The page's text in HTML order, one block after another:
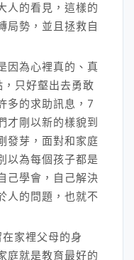
人的看見，這樣的
局勢，並且拯救自
因為心裡真的、真
只好壑出去勇敢
多的求助訊息，7
才剛以新的樣貌到
發芽，面對和家庭
以為每個孩子都是
己學會，自己解決
人的問題，也就不
家裡父母的身
庭就是教育最好的